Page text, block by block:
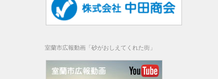
室蘭市広報動画「砂がおしえてくれた街」